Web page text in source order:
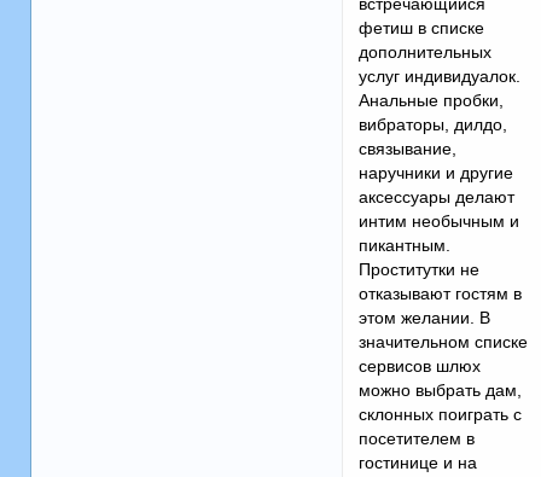
встречающийся
фетиш в списке
дополнительных
услуг индивидуалок.
Анальные пробки,
вибраторы, дилдо,
связывание,
наручники и другие
аксессуары делают
интим необычным и
пикантным.
Проститутки не
отказывают гостям в
этом желании. В
значительном списке
сервисов шлюх
можно выбрать дам,
склонных поиграть с
посетителем в
гостинице и на